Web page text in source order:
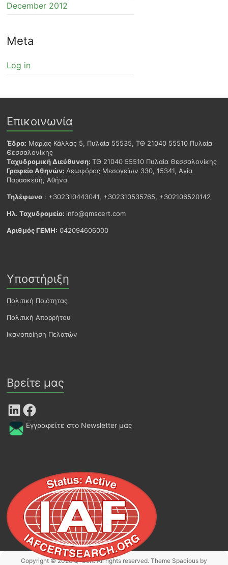
December 2012
Meta
Log in
Επικοινωνία
Έδρα: Μαρίας Κάλλας 5, Πυλαία 55535, ΤΘ 21040 55510 Πυλαία
Θεσσαλονίκης
Ταχυδρομική Διεύθυνση:ΤΘ 21040 55510 Πυλαία Θεσσαλονίκης
Γραφείο Αθηνών:Λεωφόρος Μεσογείων 330, 15341, Αγία
Παρασκευή, Αθήνα
Τηλέφωνο : +302310443041, +302310535765, +302106520142
Ηλ. Ταχυδρομείο: info@qmscert.com
Αριθμός ΓΕΜΗ: 042094606000
Υποστήριξη
Πολιτική Ποιότητας
Πολιτική Απορρήτου
Ικανοποίηση Πελατών
Βρείτε μας
LinkedIn Facebook
Εγγραφείτε στο Newsletter μας
Copyright © 2026Q-Cert. All rights reserved. Theme Spaciousby